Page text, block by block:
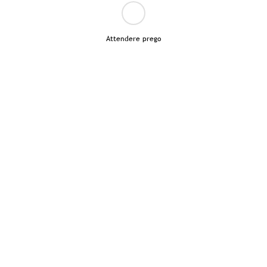
Attendere prego